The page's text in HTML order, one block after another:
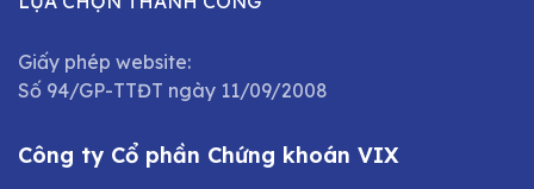
Giấy phép website:
Số 94/GP-TTĐT ngày 11/09/2008
Công ty Cổ phần Chứng khoán VIX